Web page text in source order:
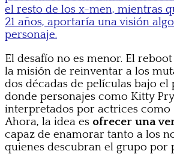
el resto de los x-men, mientras
21 años, aportaría una visión
personaje.
El desafío no es menor. El reboot
la misión de reinventar a los
dos décadas de películas bajo el
donde personajes como Kitty
interpretados por actrices como
Ahora, la idea es ofrecer una
capaz de enamorar tanto a los
quienes descubran el grupo por